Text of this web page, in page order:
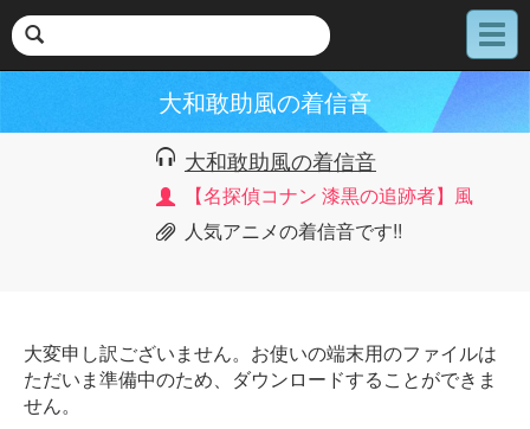
メ
ニ
大和敢助風の着信音
大和敢助風の着信音
【名探偵コナン 漆黒の追跡者】風
人気アニメの着信音です!!
大変申し訳ございません。お使いの端末用のファイルは
ただいま準備中のため、ダウンロードすることができま
せん。